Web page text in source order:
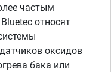
частым
относят
оксидов
бака или